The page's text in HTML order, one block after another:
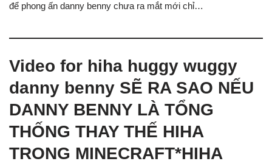
để phong ấn danny benny chưa ra mắt mới chỉ…
Video for hiha huggy wuggy
danny benny SẼ RA SAO NẾU
DANNY BENNY LÀ TỔNG
THỐNG THAY THẾ HIHA
TRONG MINECRAFT*HIHA